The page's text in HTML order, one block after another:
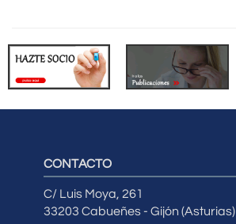
CONTACTO
C/ Luis Moya, 261
33203 Cabueñes - Gijón (Asturias)